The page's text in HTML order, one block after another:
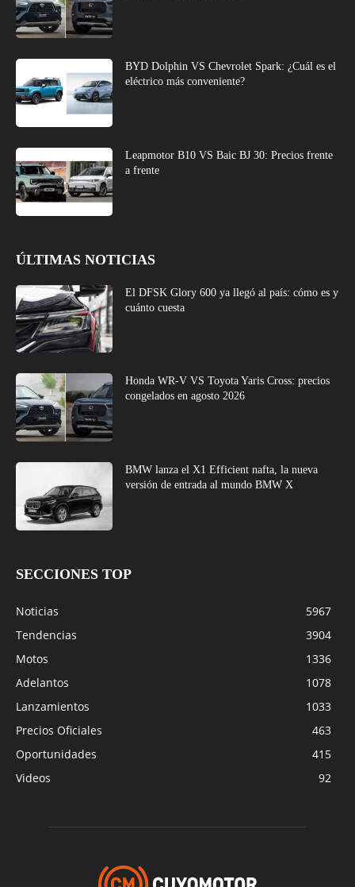
BYD Dolphin VS Chevrolet Spark: ¿Cuál es el
eléctrico más conveniente?
Leapmotor B10 VS Baic BJ 30: Precios frente
a frente
ÚLTIMAS NOTICIAS
El DFSK Glory 600 ya llegó al país: cómo es y
cuánto cuesta
Honda WR-V VS Toyota Yaris Cross: precios
congelados en agosto 2026
BMW lanza el X1 Efficient nafta, la nueva
versión de entrada al mundo BMW X
SECCIONES TOP
Noticias
5967
Tendencias
3904
Motos
1336
Adelantos
1078
Lanzamientos
1033
Precios Oficiales
463
Oportunidades
415
Videos
92